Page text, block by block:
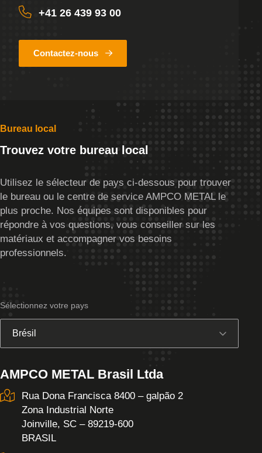
+41 26 439 93 00
Contactez-nous
Bureau local
Trouvez votre bureau local
Utilisez le sélecteur de pays ci-dessous pour trouver
le bureau ou le centre de service AMPCO METAL le
plus proche. Nos équipes sont disponibles pour
répondre à vos questions, vous conseiller sur les
matériaux et accompagner vos besoins
professionnels.
Sélectionnez votre pays
AMPCO METAL Brasil Ltda
Rua Dona Francisca 8400 – galpão 2
Zona Industrial Norte
Joinville, SC – 89219-600
BRASIL